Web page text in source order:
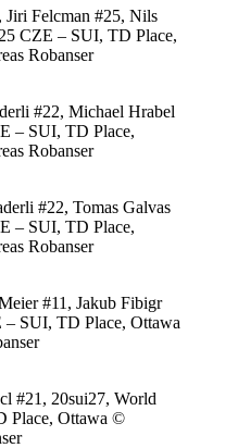
Jiri Felcman #25, Nils
CZE – SUI, TD Place,
Robanser
#22, Michael Hrabel
– SUI, TD Place,
Robanser
#22, Tomas Galvas
– SUI, TD Place,
Robanser
#11, Jakub Fibigr
SUI, TD Place, Ottawa
#21, 20sui27, World
Place, Ottawa ©